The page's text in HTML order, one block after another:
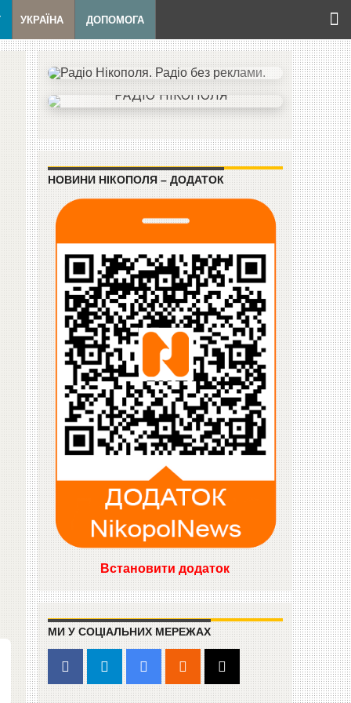
УКРАЇНА ДОПОМОГА
НОВИНИ НІКОПОЛЯ – ДОДАТОК
Встановити додаток
МИ У СОЦІАЛЬНИХ МЕРЕЖАХ